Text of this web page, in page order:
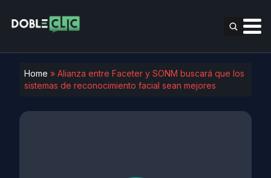
Home » Alianza entre Faceter y SONM buscará que los
sistemas de reconocimiento facial sean mejores